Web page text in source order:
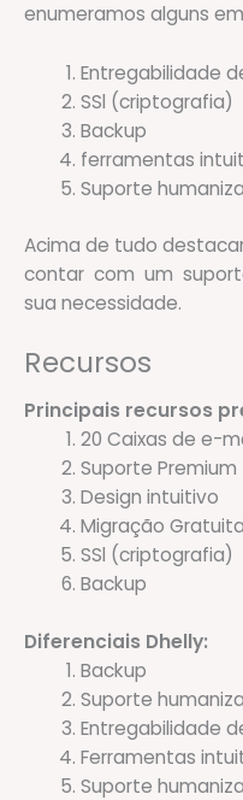
enumeramos alguns
Entregabilidade
SSl (criptografia)
Backup
ferramentas
Suporte
Acima de tudo
contar com um
sua necessidade.
Recursos
Principais recursos
20 Caixas de e-
Suporte Premium
Design intuitivo
Migração Gratuita
SSl (criptografia)
Backup
Diferenciais Dhelly:
Backup
Suporte
Entregabilidade
Ferramentas
Suporte